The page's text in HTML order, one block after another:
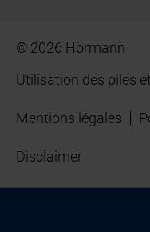
© 2026 Hörmann
Utilisation des piles
Mentions légales
Disclaimer